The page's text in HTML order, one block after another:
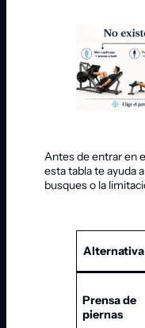
Antes de entrar en
esta tabla te ayuda
busques o la
Alternativa
Prensa de
piernas